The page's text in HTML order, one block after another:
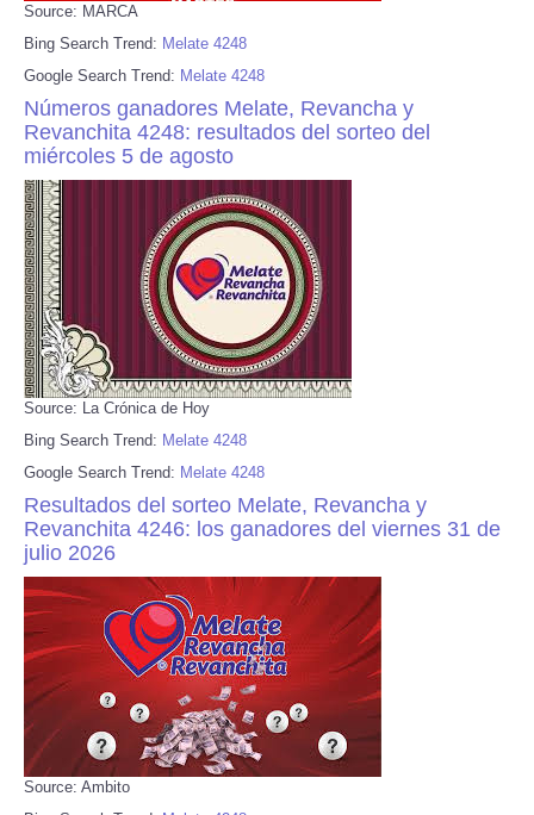
Source: MARCA
Bing Search Trend: Melate 4248
Google Search Trend: Melate 4248
Números ganadores Melate, Revancha y
Revanchita 4248: resultados del sorteo del
miércoles 5 de agosto
Source: La Crónica de Hoy
Bing Search Trend: Melate 4248
Google Search Trend: Melate 4248
Resultados del sorteo Melate, Revancha y
Revanchita 4246: los ganadores del viernes 31 de
julio 2026
Source: Ambito